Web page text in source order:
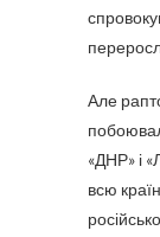
Але
«ДНР» і
всю